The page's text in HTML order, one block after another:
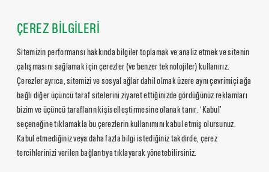
ÇEREZ BİLGİLERİ
Sitemizin performansı hakkında bilgiler toplamak ve analiz etmek ve sitenin
çalışmasını sağlamak için çerezler (ve benzer teknolojiler) kullanırız.
Çerezler ayrıca, sitemizi ve sosyal ağlar dahil olmak üzere aynı çevrimiçi ağa
bağlı diğer üçüncü taraf sitelerini ziyaret ettiğinizde gördüğünüz reklamları
bizim ve üçüncü tarafların kişiselleştirmesine olanak tanır. ‘Kabul’
seçeneğine tıklamakla bu çerezlerin kullanımını kabul etmiş olursunuz.
Kabul etmediğiniz veya daha fazla bilgi istediğiniz takdirde, çerez
tercihlerinizi verilen bağlantıya tıklayarak yönetebilirsiniz.